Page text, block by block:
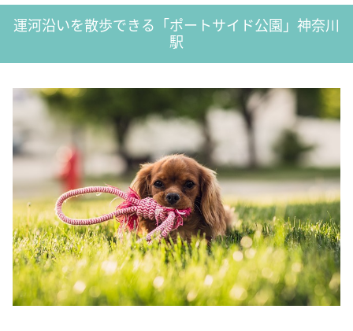
運河沿いを散歩できる「ポートサイド公園」神奈川
駅